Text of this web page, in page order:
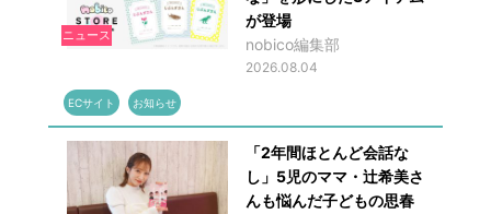
ニュース
が登場
nobico編集部
2026.08.04
ECサイト お知らせ
「2年間ほとんど会話な
し」5児のママ・辻希美さ
んも悩んだ子どもの思春